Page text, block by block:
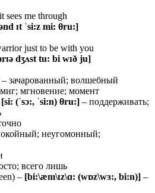
sees me through
ɪt ˈsi:z mi: θru:]
just to be with you
dʒʌst tu: bi wɪð ju]
– зачарованный; волшебный
мгновение; момент
[si: (ˈsɔ:, ˈsi:n) θru:] – поддерживать;
неугомонный;
всего лишь
– [bi:\æm\ɪz\ɑ: (wɒz\wɜ:, bi:n)] –